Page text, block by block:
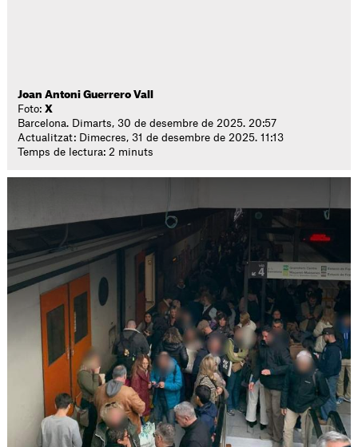
Joan Antoni Guerrero Vall
Foto: X
Barcelona. Dimarts, 30 de desembre de 2025. 20:57
Actualitzat: Dimecres, 31 de desembre de 2025. 11:13
Temps de lectura: 2 minuts